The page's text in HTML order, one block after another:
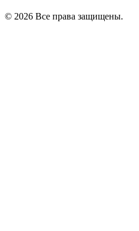
© 2026 Все права защищены.